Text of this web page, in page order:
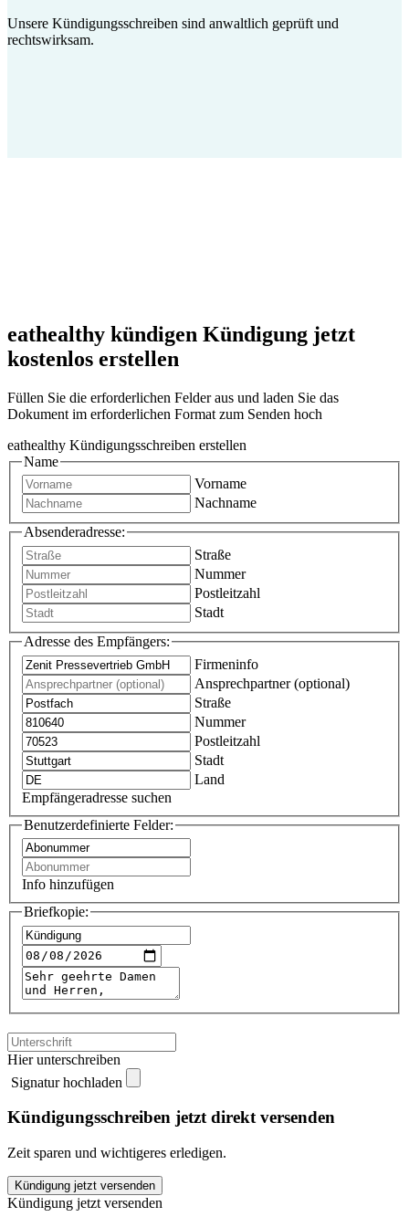
Unsere Kündigungsschreiben sind anwaltlich geprüft und
rechtswirksam.
eathealthy kündigen Kündigung jetzt
kostenlos erstellen
Füllen Sie die erforderlichen Felder aus und laden Sie das
Dokument im erforderlichen Format zum Senden hoch
eathealthy Kündigungsschreiben erstellen
Name
Vorname
Nachname
Absenderadresse:
Straße
Nummer
Postleitzahl
Stadt
Adresse des Empfängers:
Firmeninfo
Ansprechpartner (optional)
Straße
Nummer
Postleitzahl
Stadt
Land
Empfängeradresse suchen
Benutzerdefinierte Felder:
Info hinzufügen
Briefkopie:
Hier unterschreiben
Signatur hochladen
Kündigungsschreiben jetzt direkt versenden
Zeit sparen und wichtigeres erledigen.
eathealthy
kündigen
Kündigung jetzt versenden
Kündigung jetzt versenden